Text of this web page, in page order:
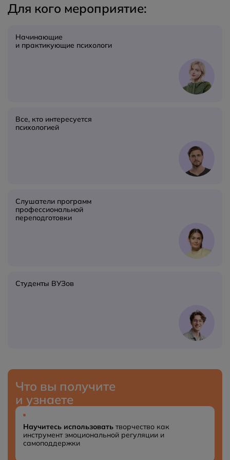
Для кого мероприятие:
Начинающие
и практикующие психологи
Все, кто интересуется
психологией
Слушатели программ
профессиональной
переподготовки
Студенты ВУЗов
Что вы получите
и узнаете
Научитесь использовать творчество как
инструмент эмоциональной регуляции и
самоподдержки